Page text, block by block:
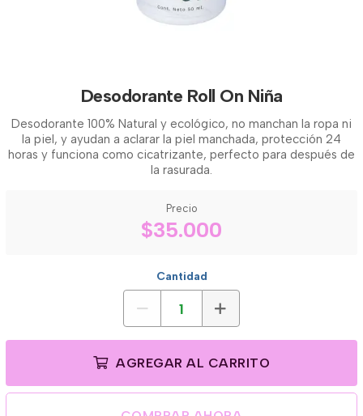
Desodorante Roll On Niña
Desodorante 100% Natural y ecológico, no manchan la ropa ni
la piel, y ayudan a aclarar la piel manchada, protección 24
horas y funciona como cicatrizante, perfecto para después de
la rasurada.
Precio
$35.000
Cantidad
AGREGAR AL CARRITO